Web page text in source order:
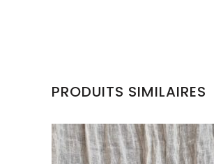
PRODUITS SIMILAIRES